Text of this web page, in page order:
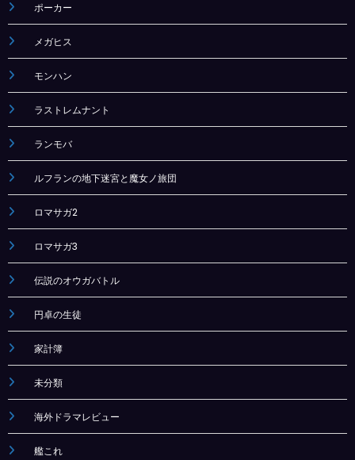
ポーカー
メガヒス
モンハン
ラストレムナント
ランモバ
ルフランの地下迷宮と魔女ノ旅団
ロマサガ2
ロマサガ3
伝説のオウガバトル
円卓の生徒
家計簿
未分類
海外ドラマレビュー
艦これ